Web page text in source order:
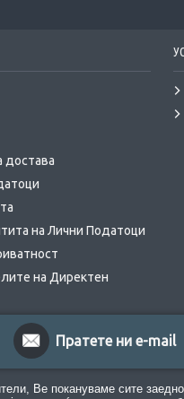
достава
на Лични Податоци
на Директен
Пратете ни e-mail
Ве покануваме сите